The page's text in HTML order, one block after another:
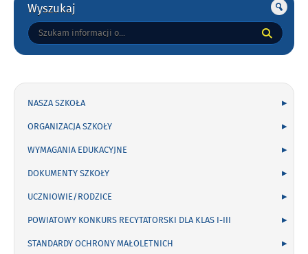
Wyszukaj
Tutaj
wpisz
NASZA SZKOŁA
ORGANIZACJA SZKOŁY
WYMAGANIA EDUKACYJNE
DOKUMENTY SZKOŁY
UCZNIOWIE/RODZICE
POWIATOWY KONKURS RECYTATORSKI DLA KLAS I-III
STANDARDY OCHRONY MAŁOLETNICH